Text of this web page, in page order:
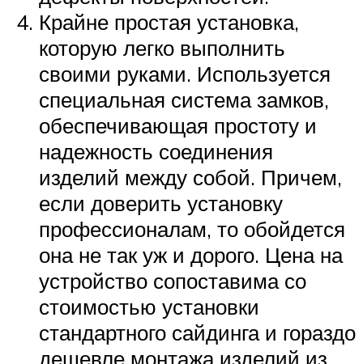
Крайне простая установка,
которую легко выполнить
своими руками. Используется
специальная система замков,
обеспечивающая простоту и
надежность соединения
изделий между собой. Причем,
если доверить установку
профессионалам, то обойдется
она не так уж и дорого. Цена на
устройство сопоставима со
стоимостью установки
стандартного сайдинга и гораздо
дешевле монтажа изделий из